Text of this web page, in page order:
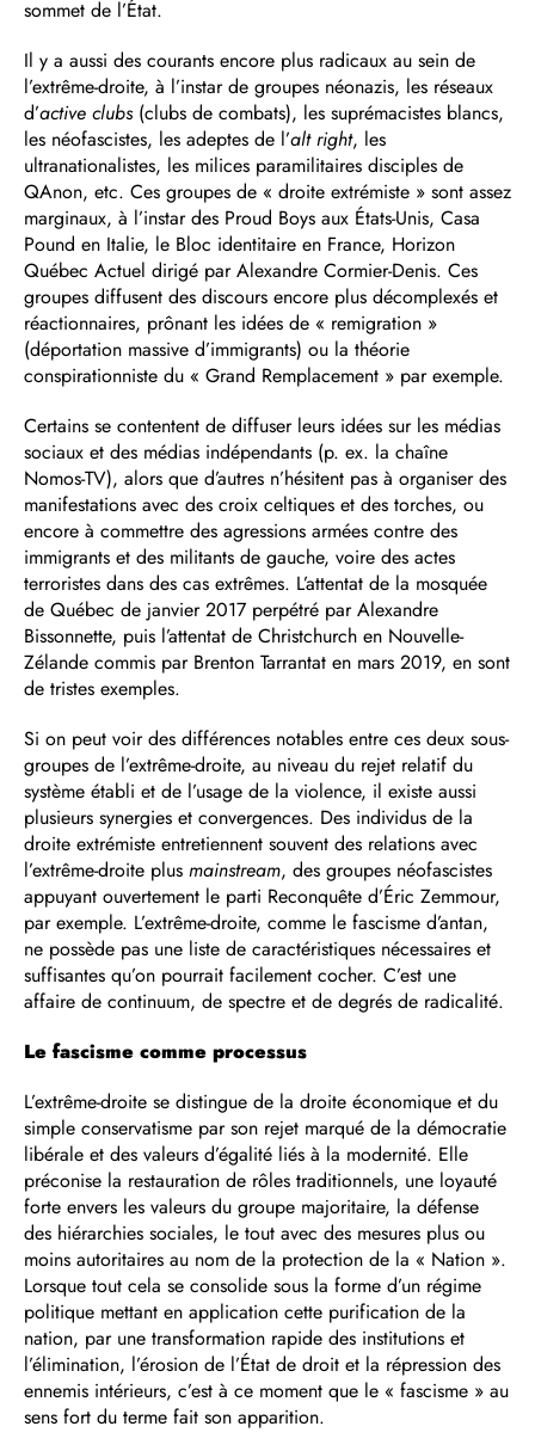
sommet de l’État.
Il y a aussi des courants encore plus radicaux au sein de
l’extrême-droite, à l’instar de groupes néonazis, les réseaux
d’active clubs (clubs de combats), les suprémacistes blancs,
les néofascistes, les adeptes de l’alt right, les
ultranationalistes, les milices paramilitaires disciples de
QAnon, etc. Ces groupes de « droite extrémiste » sont assez
marginaux, à l’instar des Proud Boys aux États-Unis, Casa
Pound en Italie, le Bloc identitaire en France, Horizon
Québec Actuel dirigé par Alexandre Cormier-Denis. Ces
groupes diffusent des discours encore plus décomplexés et
réactionnaires, prônant les idées de « remigration »
(déportation massive d’immigrants) ou la théorie
conspirationniste du « Grand Remplacement » par exemple.
Certains se contentent de diffuser leurs idées sur les médias
sociaux et des médias indépendants (p. ex. la chaîne
Nomos-TV), alors que d’autres n’hésitent pas à organiser des
manifestations avec des croix celtiques et des torches, ou
encore à commettre des agressions armées contre des
immigrants et des militants de gauche, voire des actes
terroristes dans des cas extrêmes. L’attentat de la mosquée
de Québec de janvier 2017 perpétré par Alexandre
Bissonnette, puis l’attentat de Christchurch en Nouvelle-
Zélande commis par Brenton Tarrantat en mars 2019, en sont
de tristes exemples.
Si on peut voir des différences notables entre ces deux sous-
groupes de l’extrême-droite, au niveau du rejet relatif du
système établi et de l’usage de la violence, il existe aussi
plusieurs synergies et convergences. Des individus de la
droite extrémiste entretiennent souvent des relations avec
l’extrême-droite plus mainstream, des groupes néofascistes
appuyant ouvertement le parti Reconquête d’Éric Zemmour,
par exemple. L’extrême-droite, comme le fascisme d’antan,
ne possède pas une liste de caractéristiques nécessaires et
suffisantes qu’on pourrait facilement cocher. C’est une
affaire de continuum, de spectre et de degrés de radicalité.
Le fascisme comme processus
L’extrême-droite se distingue de la droite économique et du
simple conservatisme par son rejet marqué de la démocratie
libérale et des valeurs d’égalité liés à la modernité. Elle
préconise la restauration de rôles traditionnels, une loyauté
forte envers les valeurs du groupe majoritaire, la défense
des hiérarchies sociales, le tout avec des mesures plus ou
moins autoritaires au nom de la protection de la « Nation ».
Lorsque tout cela se consolide sous la forme d’un régime
politique mettant en application cette purification de la
nation, par une transformation rapide des institutions et
l’élimination, l’érosion de l’État de droit et la répression des
ennemis intérieurs, c’est à ce moment que le « fascisme » au
sens fort du terme fait son apparition.